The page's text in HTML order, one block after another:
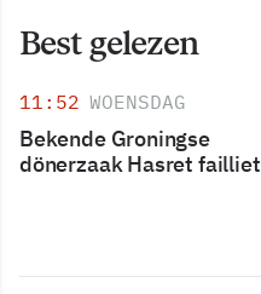
Best gelezen
11:52 WOENSDAG
Bekende Groningse
dönerzaak Hasret failliet